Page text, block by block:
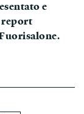
e
report